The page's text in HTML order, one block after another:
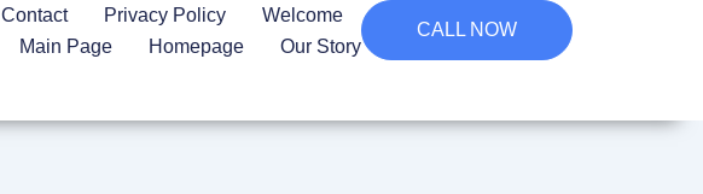
Contact Privacy Policy
Welcome
Main Page
Homepage Our Story
CALL NOW